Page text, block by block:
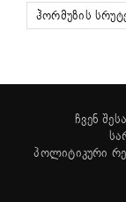
ჰორმუზის
ჩვენ
პოლიტიკური